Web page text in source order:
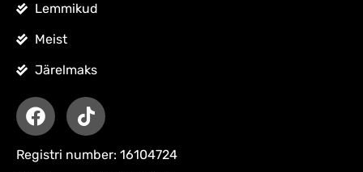
Lemmikud
Meist
Järelmaks
Registri number: 16104724